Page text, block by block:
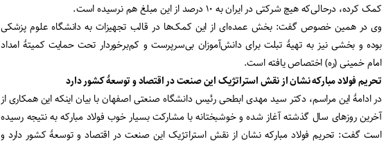
کمک کرده، درحالی‌که هیچ شرکتی در ایران به ۱۰ درصد از این مبلغ هم نرسیده است.
وی در همین خصوص گفت: بخش عمده‌ای از این کمک‌ها در قالب تجهیزات به دانشگاه علوم پزشکی
بوده و بخشی نیز به تهیۀ تبلت برای دانش‌آموزان بی‌سرپرست و کم‌برخوردار تحت حمایت کمیتۀ امداد
امام خمینی (ره) اختصاص یافته است.
تحریم فولاد مبارکه نشان از نقش استراتژیک این صنعت در اقتصاد و توسعۀ کشور دارد
در ادامۀ این مراسم، دکتر سید مهدی ابطحی رئیس دانشگاه صنعتی اصفهان با بیان اینکه این همکاری از
آخرین روزهای سال گذشته آغاز شده و خوشبختانه با مشارکت بسیار خوب فولاد مبارکه به نتیجه رسیده
است گفت: تحریم فولاد مبارکه نشان از نقش استراتژیک این صنعت در اقتصاد و توسعۀ کشور دارد و